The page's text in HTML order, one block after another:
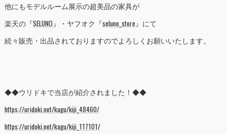
他にもモデルルーム展示の超美品の家具が
楽天の『SELUNO』・ヤフオク『seluno_store』にて
続々販売・出品されておりますのでよろしくお願いいたします。
◆◆ウリドキで当店が紹介されました！◆◆
https://uridoki.net/kagu/kiji_48460/
https://uridoki.net/kagu/kiji_117101/